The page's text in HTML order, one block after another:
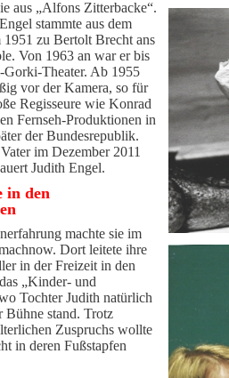
aus „Alfons Zitterbacke“.
stammte aus dem
1951 zu Bertolt Brecht ans
Von 1963 an war er bis
Gorki-Theater. Ab 1955
vor der Kamera, so für
Regisseure wie Konrad
Fernseh-Produktionen in
der Bundesrepublik.
im Dezember 2011
Judith Engel.
in den
machte sie im
Dort leitete ihre
in der Freizeit in den
„Kinder- und
Tochter Judith natürlich
Bühne stand. Trotz
Zuspruchs wollte
in deren Fußstapfen